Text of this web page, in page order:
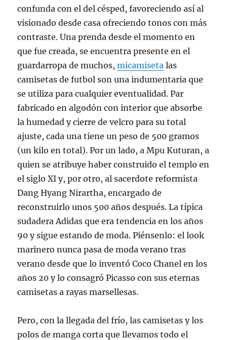
confunda con el del césped, favoreciendo así al
visionado desde casa ofreciendo tonos con más
contraste. Una prenda desde el momento en
que fue creada, se encuentra presente en el
guardarropa de muchos,micamiseta las
camisetas de futbol son una indumentaria que
se utiliza para cualquier eventualidad. Par
fabricado en algodón con interior que absorbe
la humedad y cierre de velcro para su total
ajuste, cada una tiene un peso de 500 gramos
(un kilo en total). Por un lado, a Mpu Kuturan, a
quien se atribuye haber construido el templo en
el siglo XI y, por otro, al sacerdote reformista
Dang Hyang Nirartha, encargado de
reconstruirlo unos 500 años después. La típica
sudadera Adidas que era tendencia en los años
90 y sigue estando de moda. Piénsenlo: el look
marinero nunca pasa de moda verano tras
verano desde que lo inventó Coco Chanel en los
años 20 y lo consagró Picasso con sus eternas
camisetas a rayas marsellesas.
Pero, con la llegada del frío, las camisetas y los
polos de manga corta que llevamos todo el